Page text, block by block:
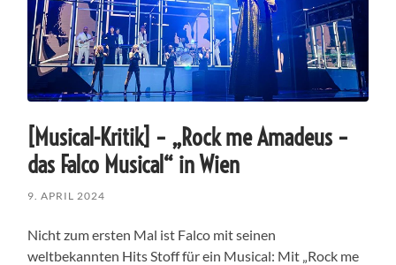
[Musical-Kritik] – „Rock me Amadeus –
das Falco Musical“ in Wien
9. APRIL 2024
Nicht zum ersten Mal ist Falco mit seinen
weltbekannten Hits Stoff für ein Musical: Mit „Rock me